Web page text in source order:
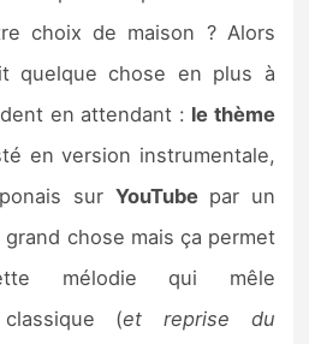
jeux Switch 2
choix de maison ? Alors
quelque chose en plus à
en attendant : le thème
en version instrumentale,
sur YouTubepar un
grand chose mais ça permet
mélodie qui mêle
classique (et reprise du